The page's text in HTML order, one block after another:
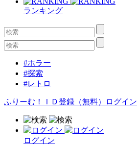
ランキング
#ホラー
#探索
#レトロ
ふりーむ！ＩＤ登録（無料） ログイン
ログイン